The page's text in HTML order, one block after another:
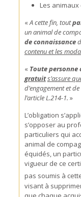
Les
«A cette fin, tout
un animal de
de connaissance
contenu et les
« Toute personne
gratuits’assure
d’engagement et
l’article L.214-1. »
L’obligation
s’opposer au
particuliers qui
animal de
équidés, un
vigueur de ce
pas soumis à
visant à